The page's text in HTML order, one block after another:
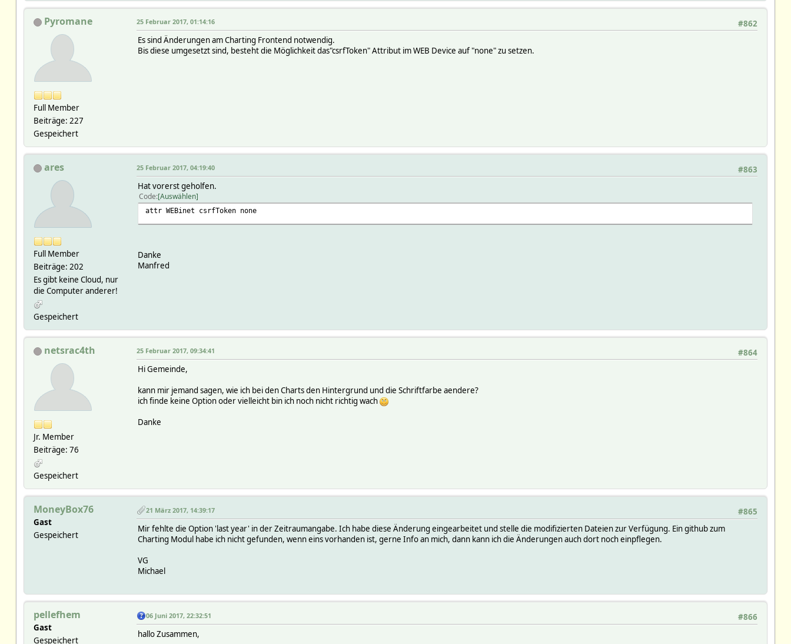
Pyromane
Full Member
Beiträge: 227
Gespeichert
#862
25 Februar 2017, 01:14:16
Es sind Änderungen am Charting Frontend notwendig.
Bis diese umgesetzt sind, besteht die Möglichkeit das"csrfToken" Attribut im WEB Device auf "none" zu setzen.
ares
Full Member
Beiträge: 202
Es gibt keine Cloud, nur
die Computer anderer!
Gespeichert
#863
25 Februar 2017, 04:19:40
Hat vorerst geholfen.
Code Auswählen
attr WEBinet csrfToken none
Danke
Manfred
netsrac4th
Jr. Member
Beiträge: 76
Gespeichert
#864
25 Februar 2017, 09:34:41
Hi Gemeinde,
kann mir jemand sagen, wie ich bei den Charts den Hintergrund und die Schriftfarbe aendere?
ich finde keine Option oder vielleicht bin ich noch nicht richtig wach
Danke
MoneyBox76
Gast
Gespeichert
#865
21 März 2017, 14:39:17
Mir fehlte die Option 'last year' in der Zeitraumangabe. Ich habe diese Änderung eingearbeitet und stelle die modifizierten Dateien zur Verfügung. Ein github zum
Charting Modul habe ich nicht gefunden, wenn eins vorhanden ist, gerne Info an mich, dann kann ich die Änderungen auch dort noch einpflegen.
VG
Michael
pellefhem
Gast
Gespeichert
#866
06 Juni 2017, 22:32:51
hallo Zusammen,